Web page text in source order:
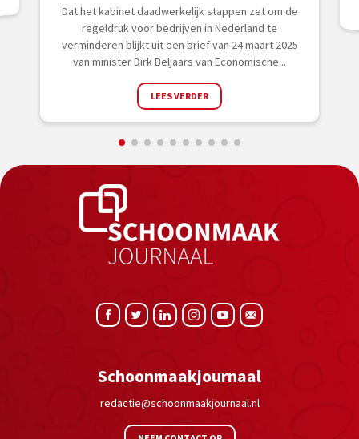
Dat het kabinet daadwerkelijk stappen zet om de
regeldruk voor bedrijven in Nederland te
verminderen blijkt uit een brief van 24 maart 2025
van minister Dirk Beljaars van Economische...
LEES VERDER
Schoonmaakjournaal
redactie@schoonmaakjournaal.nl